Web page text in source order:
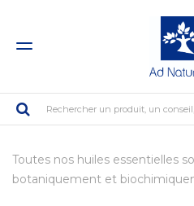
Rechercher un produit, un conseil,
Toutes nos huiles essentielles
botaniquement et